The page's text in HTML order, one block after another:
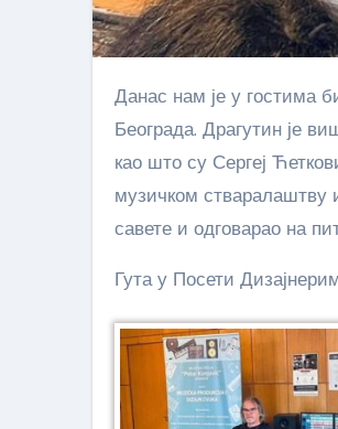
Данас нам је у гостима био Драгутин Јаковљевић Гута – гитариста, композитор, аранжер и продуцент из
Београда. Драгутин је
као што су Сергеј
музичком стваралаштву
савете и одговарао на
Гута у Посети